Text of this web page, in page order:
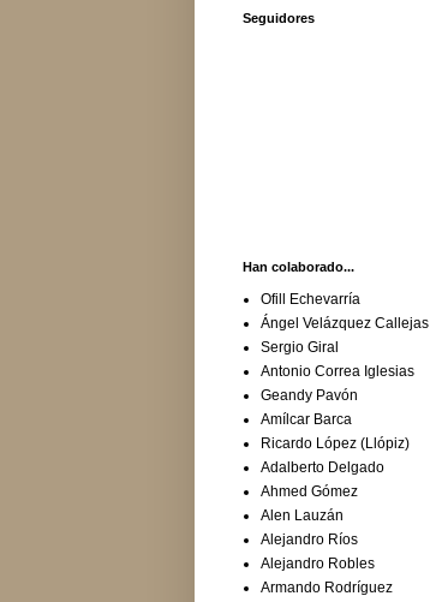
Seguidores
Han colaborado...
Ofill Echevarría
Ángel Velázquez Callejas
Sergio Giral
Antonio Correa Iglesias
Geandy Pavón
Amílcar Barca
Ricardo López (Llópiz)
Adalberto Delgado
Ahmed Gómez
Alen Lauzán
Alejandro Ríos
Alejandro Robles
Armando Rodríguez